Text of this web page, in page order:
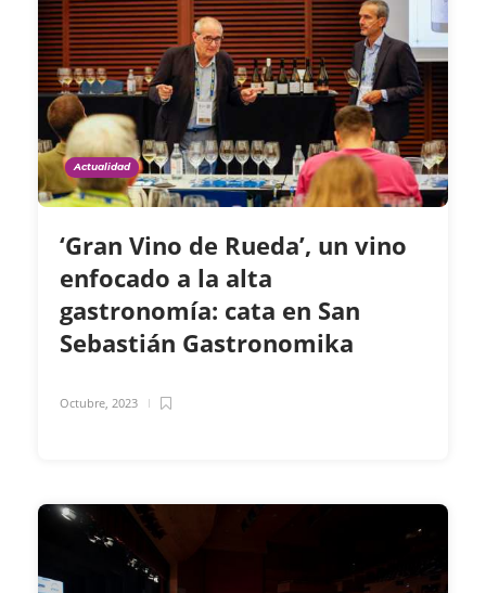
Actualidad
‘Gran Vino de Rueda’, un vino
enfocado a la alta
gastronomía: cata en San
Sebastián Gastronomika
Octubre, 2023